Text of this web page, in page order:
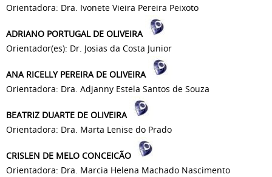
Orientadora: Dra. Ivonete Vieira Pereira Peixoto
ADRIANO PORTUGAL DE OLIVEIRA
Orientador(es): Dr. Josias da Costa Junior
ANA RICELLY PEREIRA DE OLIVEIRA
Orientadora: Dra. Adjanny Estela Santos de Souza
BEATRIZ DUARTE DE OLIVEIRA
Orientadora: Dra. Marta Lenise do Prado
CRISLEN DE MELO CONCEICÃO
Orientadora: Dra. Marcia Helena Machado Nascimento